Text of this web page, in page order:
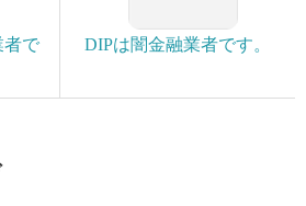
者で
DIPは闇金融業者です。